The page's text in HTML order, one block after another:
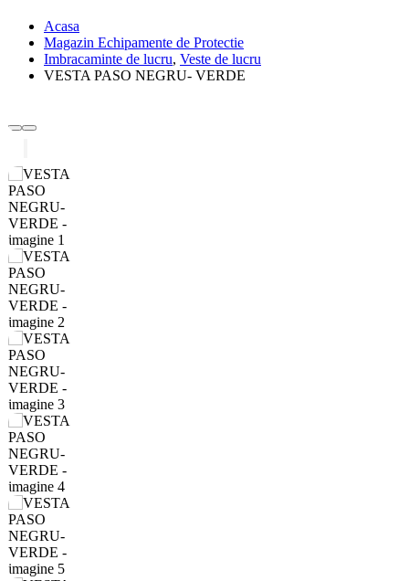
Acasa
Magazin Echipamente de Protectie
Imbracaminte de lucru, Veste de lucru
VESTA PASO NEGRU- VERDE